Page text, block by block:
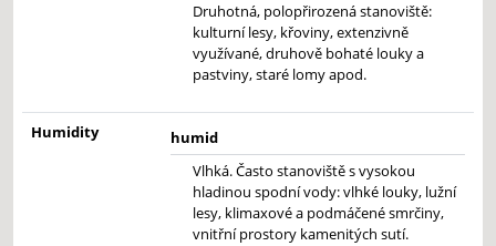
Druhotná, polopřirozená stanoviště:
kulturní lesy, křoviny, extenzivně
využívané, druhově bohaté louky a
pastviny, staré lomy apod.
Humidity
humid
Vlhká. Často stanoviště s vysokou
hladinou spodní vody: vlhké louky, lužní
lesy, klimaxové a podmáčené smrčiny,
vnitřní prostory kamenitých sutí.